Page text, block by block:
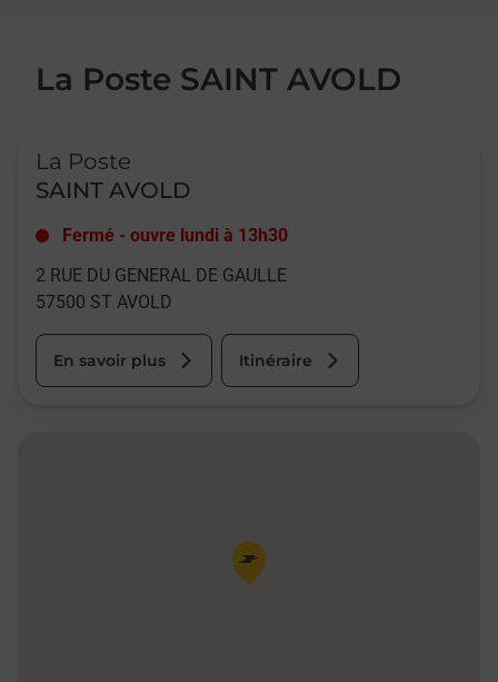
La Poste SAINT AVOLD
La Poste
SAINT AVOLD
Fermé - ouvre lundi à 13h30
2 RUE DU GENERAL DE GAULLE
57500 ST AVOLD
En savoir plus Itinéraire
Pin de la carte